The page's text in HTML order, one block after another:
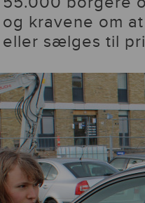
og kravene om
eller sælges til